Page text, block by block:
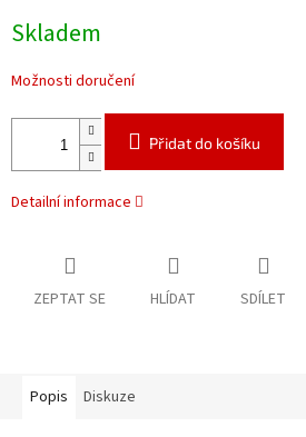
cena:
Skladem
Možnosti doručení
Přidat do košíku
Detailní informace
ZEPTAT SE HLÍDAT SDÍLET
Popis Diskuze